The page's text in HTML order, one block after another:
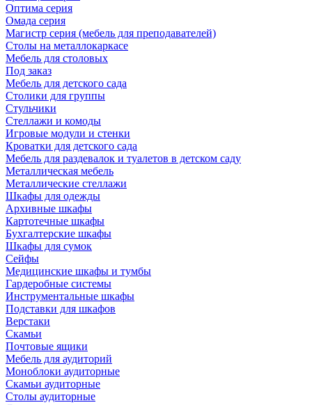
Оптима серия
Омада серия
Магистр серия (мебель для преподавателей)
Столы на металлокаркасе
Мебель для столовых
Под заказ
Мебель для детского сада
Столики для группы
Стульчики
Стеллажи и комоды
Игровые модули и стенки
Кроватки для детского сада
Мебель для раздевалок и туалетов в детском саду
Металлическая мебель
Металлические стеллажи
Шкафы для одежды
Архивные шкафы
Картотечные шкафы
Бухгалтерские шкафы
Шкафы для сумок
Сейфы
Медицинские шкафы и тумбы
Гардеробные системы
Инструментальные шкафы
Подставки для шкафов
Верстаки
Скамьи
Почтовые ящики
Мебель для аудиторий
Моноблоки аудиторные
Скамьи аудиторные
Столы аудиторные